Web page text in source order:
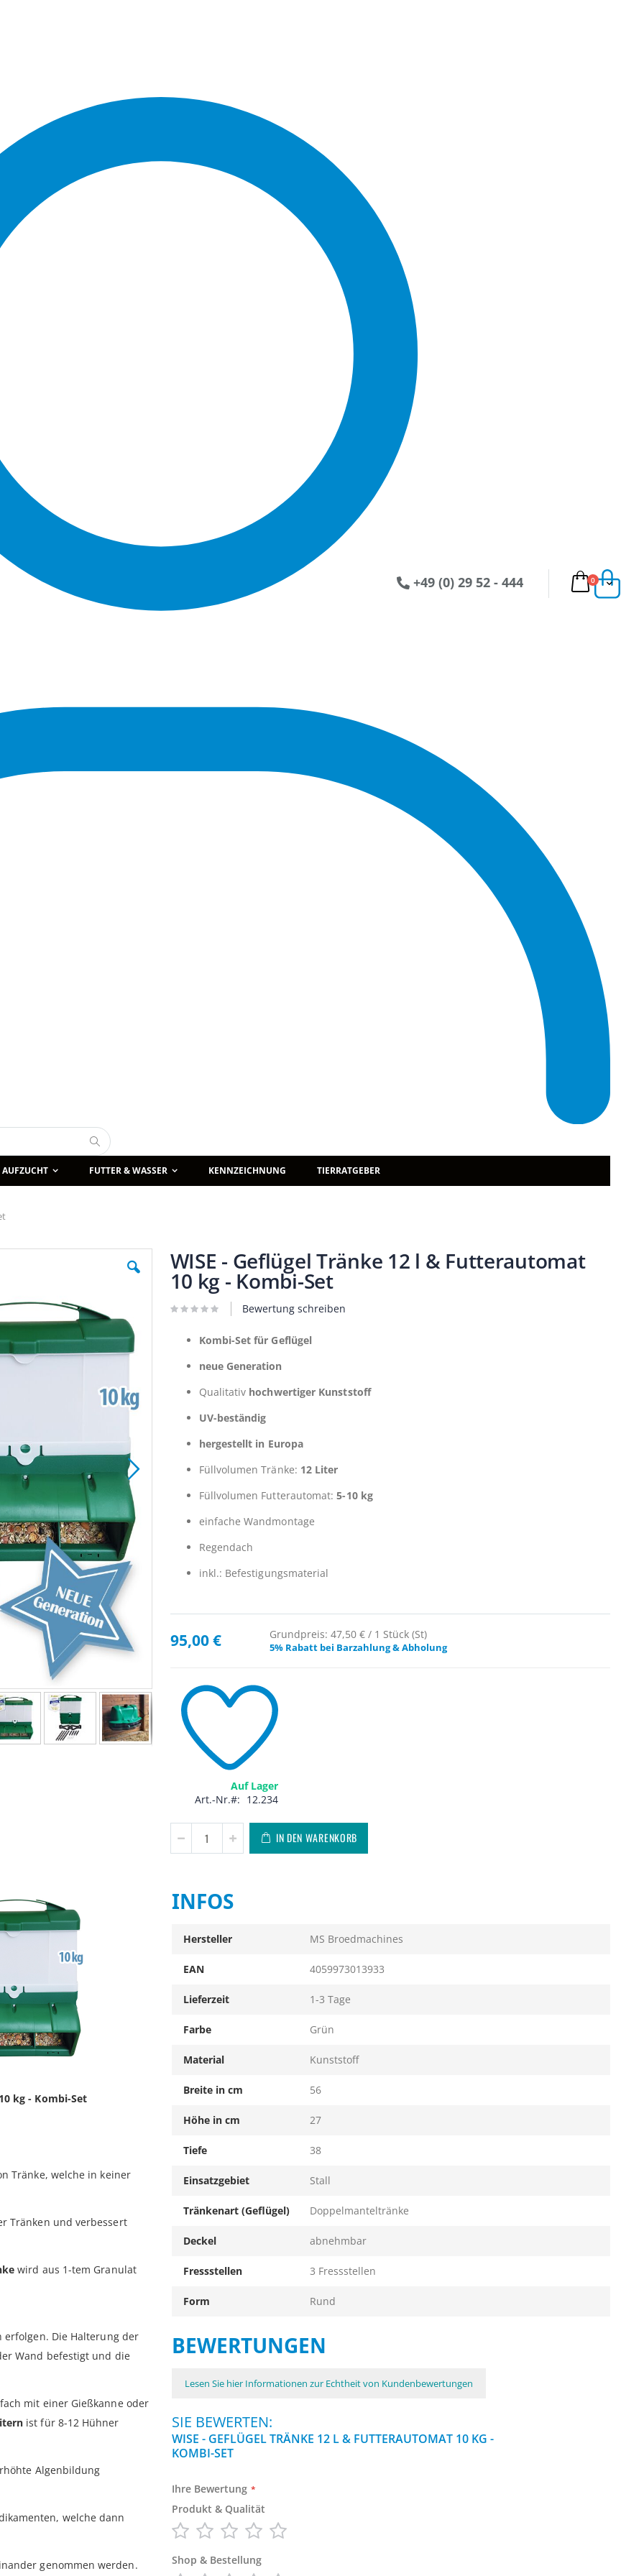
0Artikel
Suche
+49 (0) 29 52 - 444
AUFZUCHT FUTTER & WASSER KENNZEICHNUNG TIERRATGEBER
WISE - Geflügel Tränke 12 l & Futterautomat
10 kg - Kombi-Set
Bewertung schreiben
Kombi-Set für Geflügel
neue Generation
Qualitativ hochwertiger Kunststoff
UV-beständig
hergestellt in Europa
Füllvolumen Tränke: 12 Liter
Füllvolumen Futterautomat:5-10 kg
einfache Wandmontage
Regendach
inkl.: Befestigungsmaterial
95,00 € Grundpreis: 47,50 € / 1 Stück (St)
5% Rabatt bei Barzahlung & Abholung
Auf Lager
Art.-Nr.
12.234
IN DEN WARENKORB
kg - Kombi-Set
Tränke, welche in keiner
Tränken und verbessert
wird aus 1-tem Granulat
Die Halterung der
Wand befestigt und die
mit einer Gießkanne oder
ist für 8-12 Hühner
Algenbildung
welche dann
genommen werden.
INFOS
Hersteller MS Broedmachines
EAN 4059973013933
Lieferzeit 1-3 Tage
Farbe Grün
Material Kunststoff
Breite in cm 56
Höhe in cm 27
Tiefe 38
Einsatzgebiet Stall
Tränkenart (Geflügel) Doppelmanteltränke
Deckel abnehmbar
Fressstellen 3 Fressstellen
Form Rund
BEWERTUNGEN
Lesen Sie hier Informationen zur Echtheit von Kundenbewertungen
SIE BEWERTEN:
WISE - GEFLÜGEL TRÄNKE 12 L & FUTTERAUTOMAT 10 KG -
KOMBI-SET
Ihre Bewertung
Produkt & Qualität
star
stars
stars
stars
stars
Shop & Bestellung